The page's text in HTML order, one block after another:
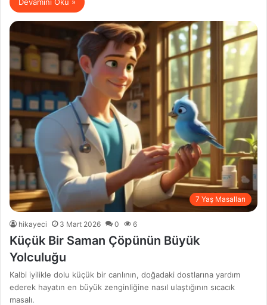
7 Yaş Masalları
hikayeci 3 Mart 2026 0 6
Küçük Bir Saman Çöpünün Büyük
Yolculuğu
Kalbi iyilikle dolu küçük bir canlının, doğadaki dostlarına yardım
ederek hayatın en büyük zenginliğine nasıl ulaştığının sıcacık
masalı.